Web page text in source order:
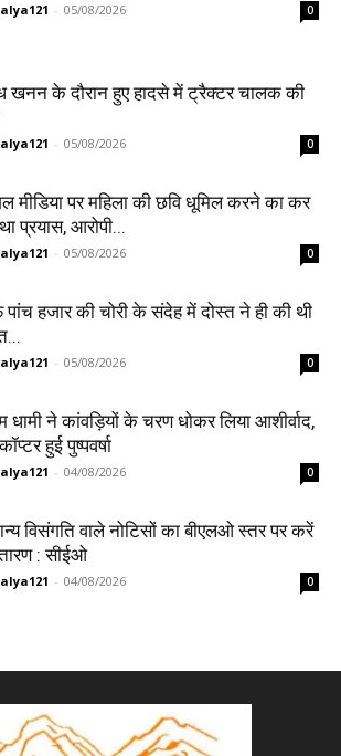
- 05/08/2026 0
खनन के दौरान हुए हादसे में ट्रैक्टर चालक की
- 05/08/2026 0
मीडिया पर महिला की छवि धूमिल करने का कर
प्रयास, आरोपी...
- 05/08/2026 0
पांच हजार की चोरी के संदेह में दोस्त ने ही की थी
- 05/08/2026 0
धामी ने कांवड़ियों के चरण धोकर लिया आशीर्वाद,
हुई पुष्पवर्षा
- 04/08/2026 0
विसंगति वाले नोटिसों का बीएलओ स्तर पर करें
: सीईओ
- 04/08/2026 0